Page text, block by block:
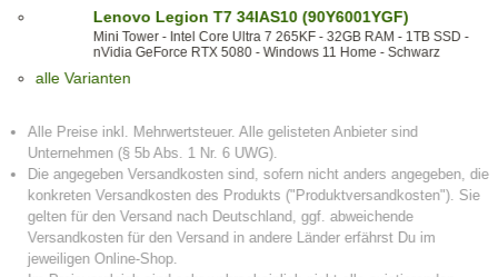
Lenovo Legion T7 34IAS10 (90Y6001YGF)
Mini Tower - Intel Core Ultra 7 265KF - 32GB RAM - 1TB SSD -
nVidia GeForce RTX 5080 - Windows 11 Home - Schwarz
alle Varianten